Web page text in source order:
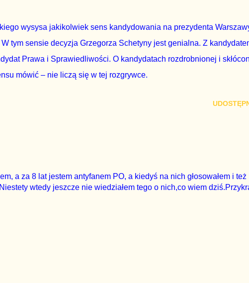
wysysa jakikolwiek sens kandydowania na prezydenta
tym sensie decyzja Grzegorza Schetyny jest genialna. Z
Prawa i Sprawiedliwości. O kandydatach rozdrobnionej i
mówić – nie liczą się w tej rozgrywce.
a za 8 lat jestem antyfanem PO, a kiedyś na nich głosowałem i też
wtedy jeszcze nie wiedziałem tego o nich,co wiem